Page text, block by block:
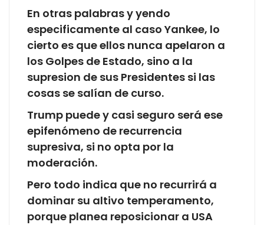
En otras palabras y yendo
especificamente al caso Yankee, lo
cierto es que ellos nunca apelaron a
los Golpes de Estado, sino a la
supresion de sus Presidentes si las
cosas se salían de curso.
Trump puede y casi seguro será ese
epifenómeno de recurrencia
supresiva, si no opta por la
moderación.
Pero todo indica que no recurrirá a
dominar su altivo temperamento,
porque planea reposicionar a USA